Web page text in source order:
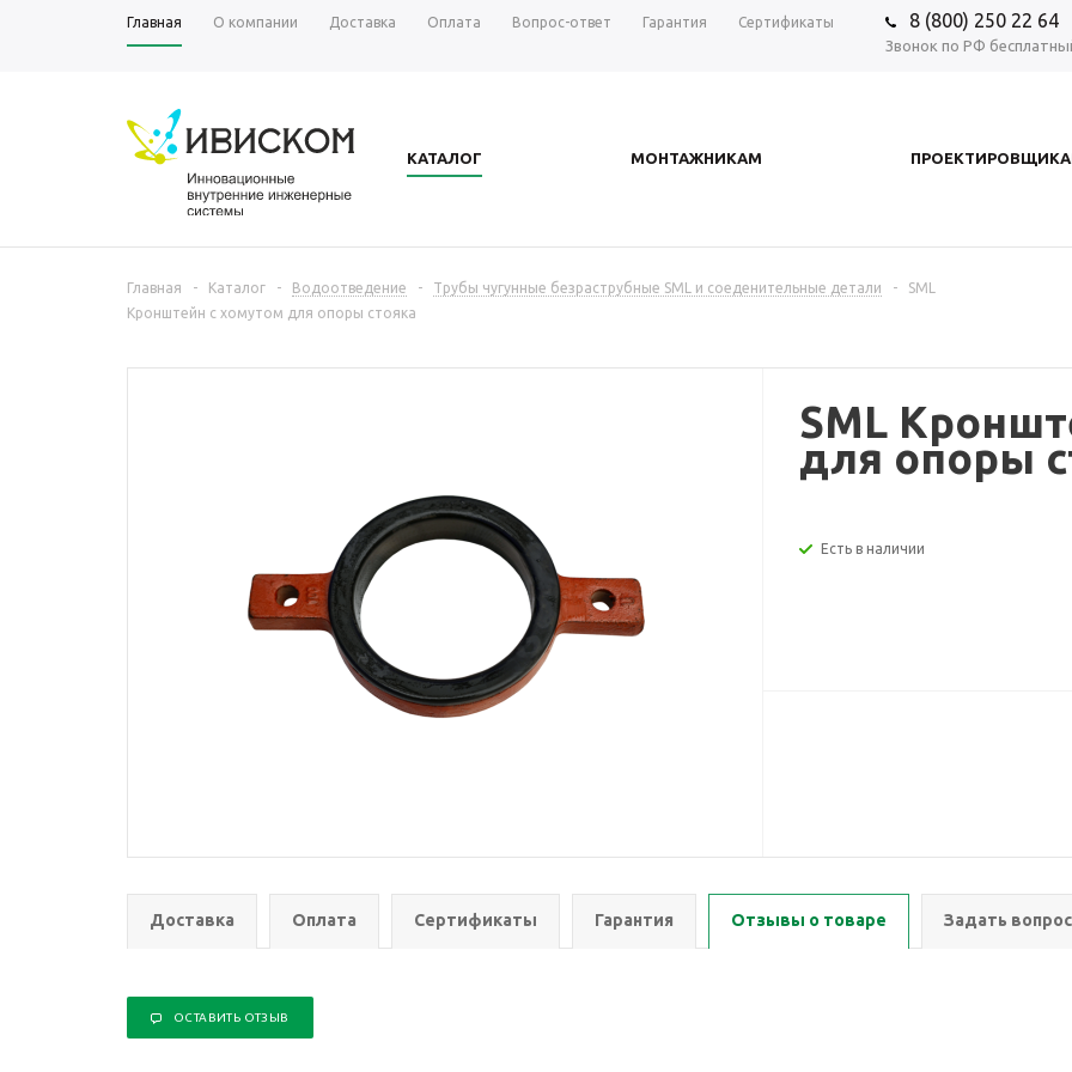
Главная О компании Доставка Оплата Вопрос-ответ Гарантия Сертификаты 8 (800) 250 22 64
Звонок по РФ
КАТАЛОГ МОНТАЖНИКАМ
Главная - Каталог - Водоотведение - Трубы чугунные безраструбные SML и соеденительные детали -
SML
Кронштейн с хомутом для опоры стояка
SML
для опоры
Есть в наличии
Доставка Оплата Сертификаты Гарантия Отзывы о товаре Задать вопрос
ОСТАВИТЬ ОТЗЫВ